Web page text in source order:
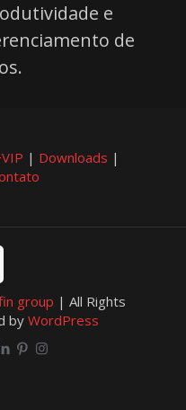
e
de
| Downloads |
group | All Rights
by WordPress